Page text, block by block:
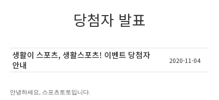
당첨자 발표
생활이 스포츠, 생활스포츠! 이벤트 당첨자
안내
2020-11-04
안녕하세요, 스포츠토토입니다.